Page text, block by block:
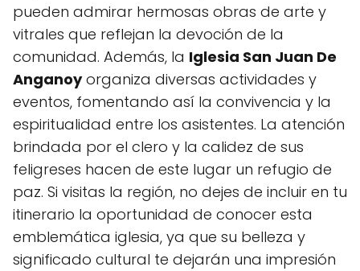
pueden admirar hermosas obras de arte y
vitrales que reflejan la devoción de la
comunidad. Además, la Iglesia San Juan De
Anganoyorganiza diversas actividades y
eventos, fomentando así la convivencia y la
espiritualidad entre los asistentes. La atención
brindada por el clero y la calidez de sus
feligreses hacen de este lugar un refugio de
paz. Si visitas la región, no dejes de incluir en tu
itinerario la oportunidad de conocer esta
emblemática iglesia, ya que su belleza y
significado cultural te dejarán una impresión